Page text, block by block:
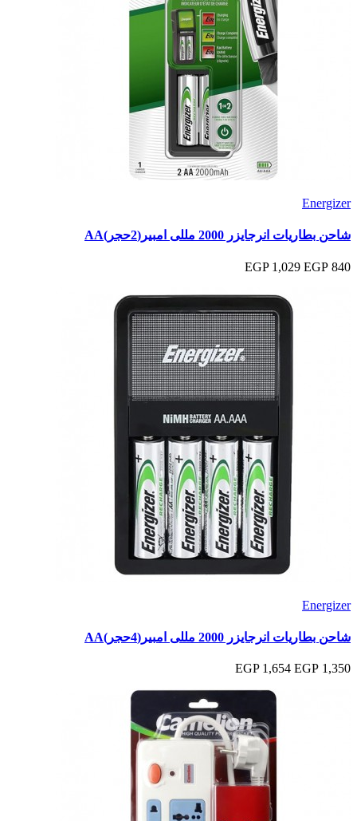
Energizer
شاحن بطاريات انرجايزر 2000 مللى امبير(2حجر)AA
840 EGP
1,029 EGP
Energizer
شاحن بطاريات انرجايزر 2000 مللى امبير(4حجر)AA
1,350 EGP
1,654 EGP